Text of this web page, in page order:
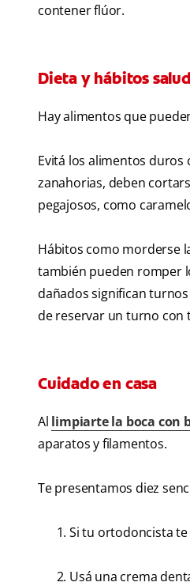
contener flúor.
Dieta y hábitos
Hay alimentos que
Evitá los alimentos duros
zanahorias, deben
pegajosos, como
Hábitos como morderse
también pueden romper
dañados significan
de reservar un turno con
Cuidado en casa
Al limpiarte la boca con
aparatos y filamentos.
Te presentamos diez
Si tu ortodoncista te
Usá una crema